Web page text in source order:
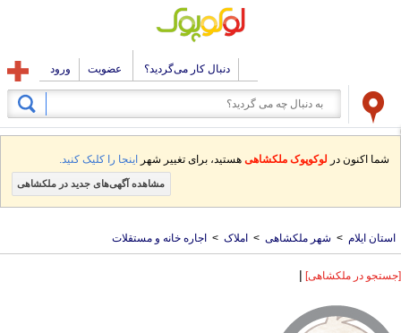
دنبال کار می‌گردید؟ عضویت ورود
شما اکنون در لوکوپوک ملکشاهی هستید، برای تغییر شهر اینجا را کلیک کنید.
مشاهده آگهی‌های جدید در ملکشاهی
استان ایلام > شهر ملکشاهی > املاک > اجاره خانه و مستقلات
[جستجو در ملکشاهی] |